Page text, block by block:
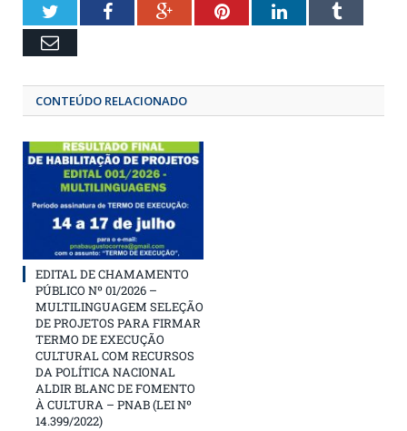
TwitterFacebookGoogle+Pinterest
LinkedIn
Email
CONTEÚDO RELACIONADO
EDITAL DE CHAMAMENTO
PÚBLICO Nº 01/2026 –
MULTILINGUAGEM SELEÇÃO
DE PROJETOS PARA FIRMAR
TERMO DE EXECUÇÃO
CULTURAL COM RECURSOS
DA POLÍTICA NACIONAL
ALDIR BLANC DE FOMENTO
À CULTURA – PNAB (LEI Nº
14.399/2022)